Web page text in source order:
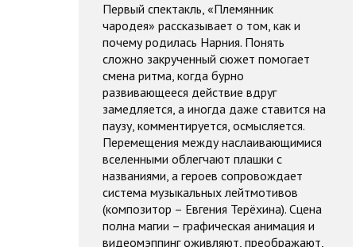
Первый спектакль, «Племянник
чародея» рассказывает о том, как и
почему родилась Нарния. Понять
сложно закрученный сюжет помогает
смена ритма, когда бурно
развивающееся действие вдруг
замедляется, а иногда даже ставится на
паузу, комментируется, осмысляется.
Перемещения между наслаивающимися
вселенными облегчают плашки с
названиями, а героев сопровождает
система музыкальных лейтмотивов
(композитор – Евгения Терёхина). Сцена
полна магии – графическая анимация и
видеомэппинг оживляют, преображают,